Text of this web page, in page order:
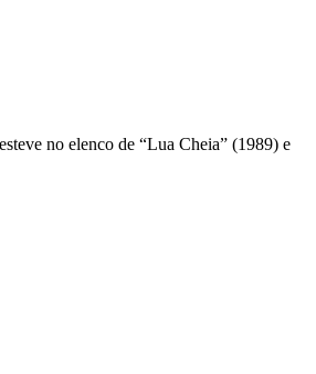
no elenco de “Lua Cheia” (1989) e